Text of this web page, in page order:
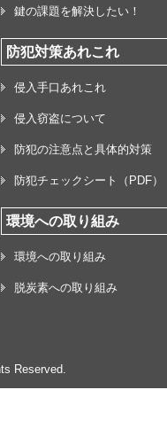
鍵の課題を解決したい！
防犯対策あれこれ
侵入手口あれこれ
侵入窃盗について
防犯の注意点と具体的対策
防犯チェックシート（PDF）
環境への取り組み
環境への取り組み
脱炭素への取り組み
Reserved.